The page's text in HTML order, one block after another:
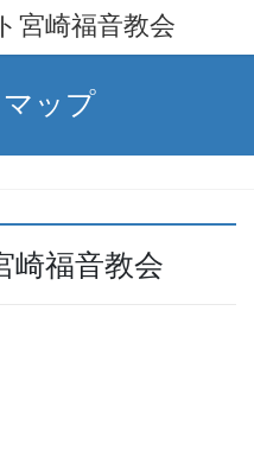
宮崎福音教会
ップ
崎福音教会